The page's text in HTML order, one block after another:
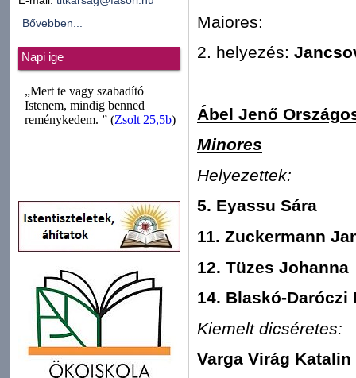
Bővebben...
Napi ige
Maiores:
2. helyezés:
Ábel Jenő
Minores
Helyezettek:
5. Eyassu Sára
11. Zuckermann
12. Tüzes Johanna
14. Blaskó-Daróczi
Kiemelt dicséretes:
Varga Virág Katalin